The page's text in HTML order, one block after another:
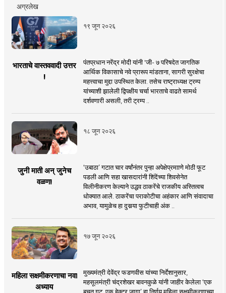
अग्रलेख
१९ जून २०२६
भारताचे वास्तववादी उत्तर
!
पंतप्रधान नरेंद्र मोदी यांनी 'जी- ७ परिषदेत जागतिक
आर्थिक विकासाचे नवे प्रारूप मांडताना, सागरी सुरक्षेचा
महत्त्वाचा मुद्दा उपस्थित केला. तसेच राष्ट्राध्यक्ष ट्रम्प
यांच्याशी झालेली द्विपक्षीय चर्चा भारताचे वाढते सामर्थ
दर्शवणारी असली, तरी ट्रम्प ..
१८ जून २०२६
जुनी माती अन् जुनेच
वळण!
‘उबाठा’ गटात चार वर्षांनंतर पुन्हा अपेक्षेप्रमााणे मोठी फूट
पडली आणि सहा खासदारांनी शिंदेंच्या शिवसेनेत
विलीनीकरण केल्याने उद्धव ठाकरेंचे राजकीय अस्तित्वच
धोक्यात आले. ठाकरेंचा पराकोटीचा अहंकार आणि संवादाचा
अभाव, यामुळेच हा दुसर्‍या फुटीचाही अंक ..
१७ जून २०२६
महिला सक्षमीकरणाचा नवा
अध्याय
मुख्यमंत्री देवेंद्र फडणवीस यांच्या निर्देशानुसार,
महसूलमंत्री चंद्रशेखर बावनकुळे यांनी जाहीर केलेला ‘एक